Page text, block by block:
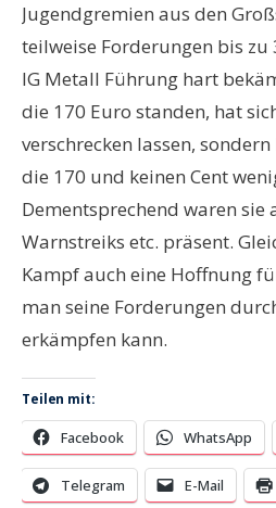
Jugendgremien aus den
teilweise Forderungen bis zu
IG Metall Führung hart
die 170 Euro standen, hat
verschrecken lassen,
die 170 und keinen Cent
Dementsprechend waren sie
Warnstreiks etc. präsent.
Kampf auch eine Hoffnung
man seine Forderungen
erkämpfen kann.
Teilen mit:
Facebook WhatsApp
Telegram E-Mail